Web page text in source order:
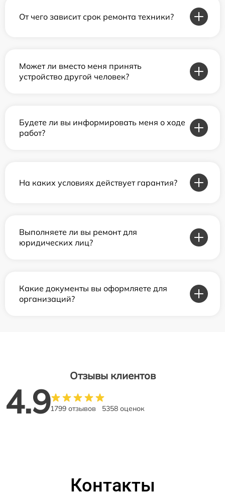
От чего зависит срок ремонта техники?
Может ли вместо меня принять
устройство другой человек?
Будете ли вы информировать меня о ходе
работ?
На каких условиях действует гарантия?
Выполняете ли вы ремонт для
юридических лиц?
Какие документы вы оформляете для
организаций?
Отзывы клиентов
4.91799 отзывов 5358 оценок
Контакты